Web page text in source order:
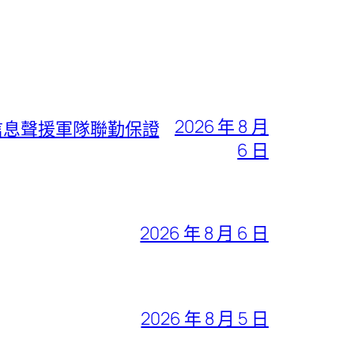
聲援軍隊聯勤保證
2026 年 8 月
6 日
2026 年 8 月 6 日
2026 年 8 月 5 日